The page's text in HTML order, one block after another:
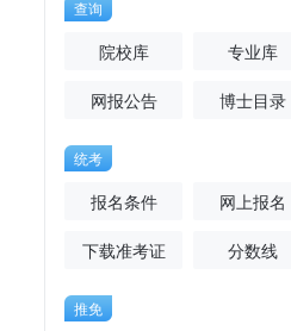
查询
院校库 专业库
网报公告 博士目录
统考
报名条件 网上报名
下载准考证 分数线
推免